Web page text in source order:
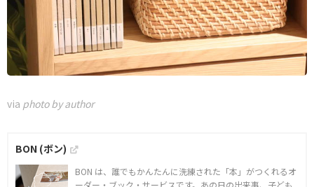
via photo by author
BON (ボン)
BON は、誰でもかんたんに洗練された「本」がつくれるオ